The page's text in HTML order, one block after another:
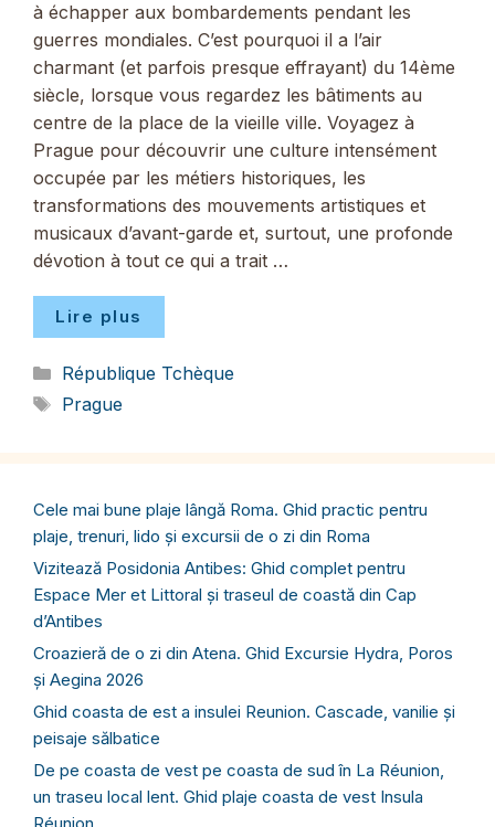
à échapper aux bombardements pendant les
guerres mondiales. C’est pourquoi il a l’air
charmant (et parfois presque effrayant) du 14ème
siècle, lorsque vous regardez les bâtiments au
centre de la place de la vieille ville. Voyagez à
Prague pour découvrir une culture intensément
occupée par les métiers historiques, les
transformations des mouvements artistiques et
musicaux d’avant-garde et, surtout, une profonde
dévotion à tout ce qui a trait …
Lire plus
Catégories
République Tchèque
Étiquettes
Prague
Cele mai bune plaje lângă Roma. Ghid practic pentru
plaje, trenuri, lido și excursii de o zi din Roma
Vizitează Posidonia Antibes: Ghid complet pentru
Espace Mer et Littoral și traseul de coastă din Cap
d’Antibes
Croazieră de o zi din Atena. Ghid Excursie Hydra, Poros
și Aegina 2026
Ghid coasta de est a insulei Reunion. Cascade, vanilie și
peisaje sălbatice
De pe coasta de vest pe coasta de sud în La Réunion,
un traseu local lent. Ghid plaje coasta de vest Insula